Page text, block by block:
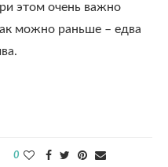
этом очень важно
можно раньше – едва
0